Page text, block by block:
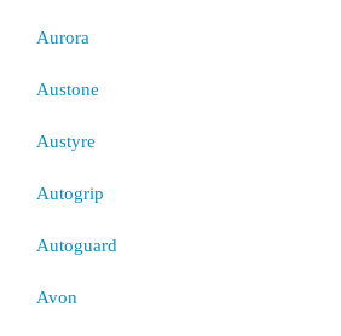
Aurora
Austone
Austyre
Autogrip
Autoguard
Avon